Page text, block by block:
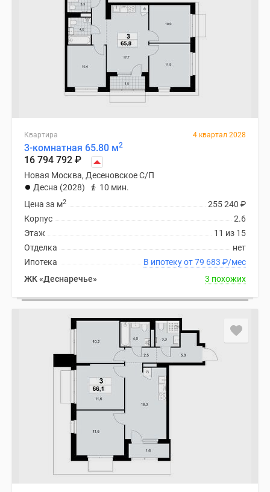
Квартира 4 квартал 2028
3-комнатная 65.80 м2
16 794 792 ₽
Новая Москва, Десеновское С/П
Десна (2028)
10 мин.
255 240 ₽
Цена за м2
2.6
Корпус
11 из 15
Этаж
нет
Отделка
В ипотеку от 79 683 ₽/мес
Ипотека
ЖК «Деснаречье»
3 похожих